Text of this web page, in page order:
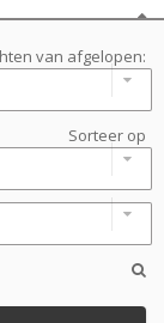
van afgelopen:
Sorteer op